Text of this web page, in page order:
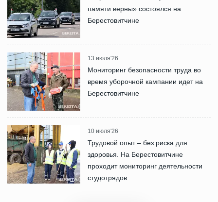
памяти верны» состоялся на
Берестовитчине
13 июля'26
Мониторинг безопасности труда во
время уборочной кампании идет на
Берестовитчине
10 июля'26
Трудовой опыт – без риска для
здоровья. На Берестовитчине
проходит мониторинг деятельности
студотрядов